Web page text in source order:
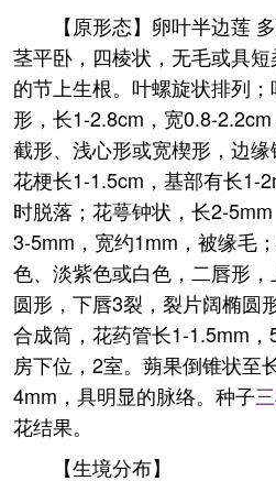
【原形态】卵叶半边莲
茎平卧，四棱状，无毛或具
的节上生根。叶螺旋状排列
形，长1-2.8cm，宽0.8-
截形、浅心形或宽楔形，边缘
花梗长1-1.5cm，基部有长1-
时脱落；花萼钟状，长2-
3-5mm，宽约1mm，被缘毛
色、淡紫色或白色，二唇形
圆形，下唇3裂，裂片阔椭圆
合成筒，花药管长1-1.5mm
房下位，2室。蒴果倒锥状至
4mm，具明显的脉络。种子
花结果。
【生境分布】